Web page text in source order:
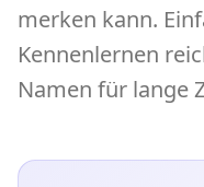
merken kann.
Kennenlernen
Namen für lange